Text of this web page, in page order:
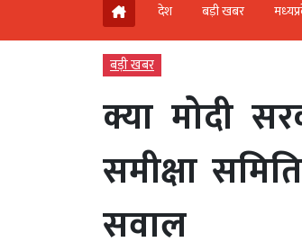
देश बड़ी खबर
बड़ी खबर
क्या मोदी
समीक्षा
सवाल